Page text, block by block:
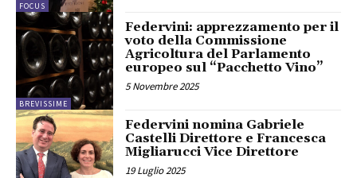
FOCUS
BREVISSIME
Federvini: apprezzamento per il
voto della Commissione
Agricoltura del Parlamento
europeo sul “Pacchetto Vino”
5 Novembre 2025
Federvini nomina Gabriele
Castelli Direttore e Francesca
Migliarucci Vice Direttore
19 Luglio 2025